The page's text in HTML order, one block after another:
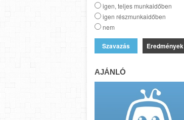
igen, teljes munkaidőben
igen részmunkaidőben
nem
Eredmények
AJÁNLÓ